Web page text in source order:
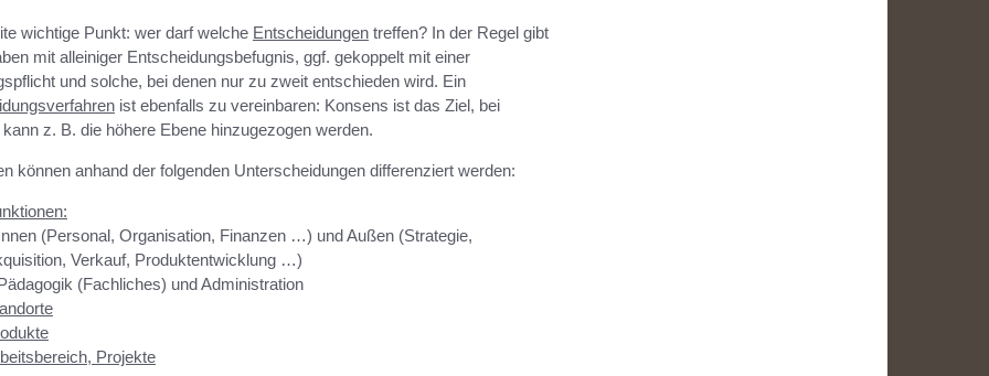
wichtige Punkt: wer darf welche Entscheidungentreffen? In der Regel gibt
mit alleiniger Entscheidungsbefugnis, ggf. gekoppelt mit einer
und solche, bei denen nur zu zweit entschieden wird. Ein
ist ebenfalls zu vereinbaren: Konsens ist das Ziel, bei
z. B. die höhere Ebene hinzugezogen werden.
können anhand der folgenden Unterscheidungen differenziert werden:
(Personal, Organisation, Finanzen …) und Außen (Strategie,
Verkauf, Produktentwicklung …)
(Fachliches) und Administration
Projekte